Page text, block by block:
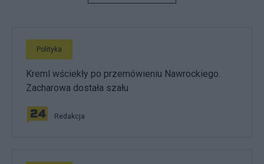
Polityka
Kreml wściekły po przemówieniu Nawrockiego.
Zacharowa dostała szału
Redakcja